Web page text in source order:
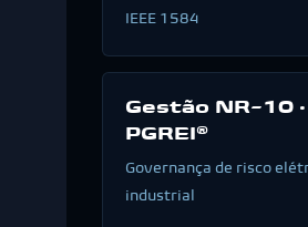
IEEE 1584
Gestão NR-10 ·
PGREI®
Governança de risco
industrial